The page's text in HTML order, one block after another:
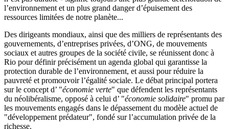
l’environnement et un plus grand danger d’épuisement des
ressources limitées de notre planète...
Des dirigeants mondiaux, ainsi que des milliers de représentants des
gouvernements, d’entreprises privées, d’ONG, de mouvements
sociaux et autres groupes de la société civile, se réunissent donc à
Rio pour définir précisément un agenda global qui garantisse la
protection durable de l’environnement, et aussi pour réduire la
pauvreté et promouvoir l’égalité sociale. Le débat principal portera
sur le concept d’ "économie verte" que défendent les représentants
du néolibéralisme, opposé à celui d’ "économie solidaire" promu par
les mouvements engagés dans le dépassement du modèle actuel de
"développement prédateur", fondé sur l’accumulation privée de la
richesse.